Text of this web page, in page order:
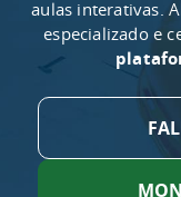
aulas interativas.
especializado e